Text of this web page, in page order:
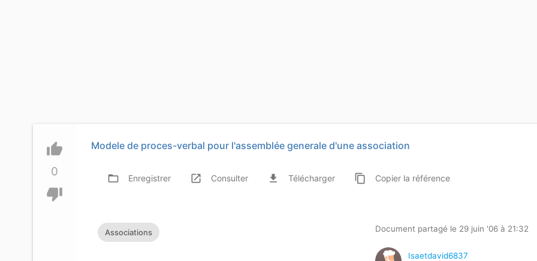
thumb_up
0
thumb_down
Modele de proces-verbal pour l'assemblée generale d'une association
folder_open Enregistrer launch Consulter file_download Télécharger content_copy Copierla référence
Associations Document partagé le 29 juin '06 à 21:32
Isaetdavid6837